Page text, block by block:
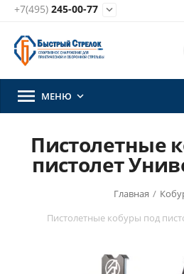
+7(495) 245-00-77 
 МЕНЮ 
Пистолетные
пистолет
Главная /
Пистолетные кобуры под